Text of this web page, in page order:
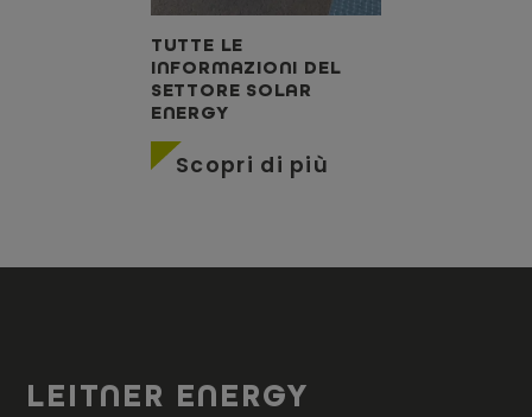
TUTTE LE
INFORMAZIONI DEL
SETTORE SOLAR
ENERGY
Scopri di più
LEITNER ENERGY